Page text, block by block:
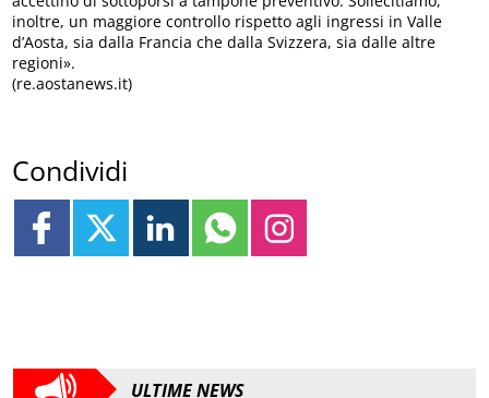
inoltre, un maggiore controllo rispetto agli ingressi in Valle
d’Aosta, sia dalla Francia che dalla Svizzera, sia dalle altre
regioni».
(re.aostanews.it)
Condividi
ULTIME NEWS